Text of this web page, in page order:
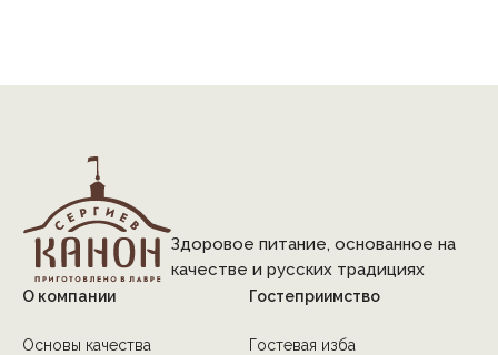
Здоровое питание, основанное на
качестве и русских традициях
О компании
Основы качества
Гостеприимство
Гостевая изба